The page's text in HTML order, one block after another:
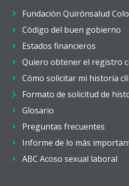
Fundación Quirónsalud
Código del buen gobierno
Estados financieros
Quiero obtener el registro
Cómo solicitar mi historia
Formato de solicitud de
Glosario
Preguntas frecuentes
Informe de lo más
ABC Acoso sexual laboral